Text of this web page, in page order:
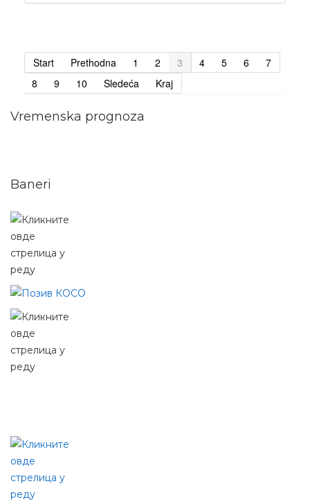
Start Prethodna 1 2 3 4 5 6
7
8
9 10 Sledeća Kraj
Vremenska prognoza
Baneri